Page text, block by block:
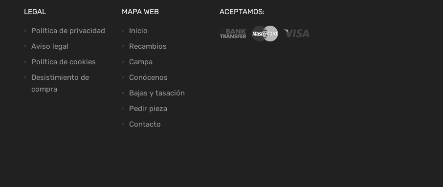
LEGAL
Política de privacidad
Aviso legal
Política de cookies
Desistimiento de
compra
MAPA WEB
Inicio
Recambios
Campa
Conócenos
Bajas y tasación
Pedir pieza
Contacto
ACEPTAMOS: